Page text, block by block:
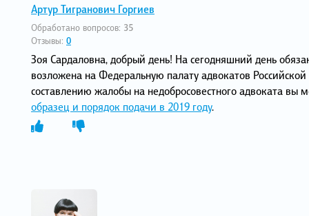
Артур Тигранович Горгиев
Обработано вопросов: 35
Отзывы: 0
Зоя Сардаловна, добрый день! На сегодняшний день
возложена на Федеральную палату адвокатов
составлению жалобы на недобросовестного адвоката
образец и порядок подачи в 2019 году.